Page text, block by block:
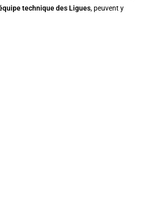
technique des Ligues, peuvent y